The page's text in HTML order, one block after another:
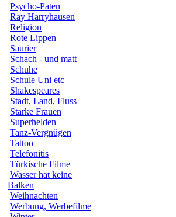
Psycho-Paten
Ray Harryhausen
Religion
Rote Lippen
Saurier
Schach - und matt
Schuhe
Schule Uni etc
Shakespeares
Stadt, Land, Fluss
Starke Frauen
Superhelden
Tanz-Vergnügen
Tattoo
Telefonitis
Türkische Filme
Wasser hat keine
Balken
Weihnachten
Werbung, Werbefilme